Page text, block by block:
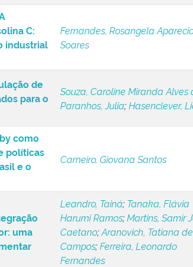
C:
Fernandes, Rosangela
de
para o
Souza, Caroline Miranda Alves
como
e o
uma
Leandro, Tainá;Tanaka, Flávia
Harumi Ramos;Martins, Samir
Caetano;Aranovich, Tatiana de
Campos;Ferreira, Leonardo